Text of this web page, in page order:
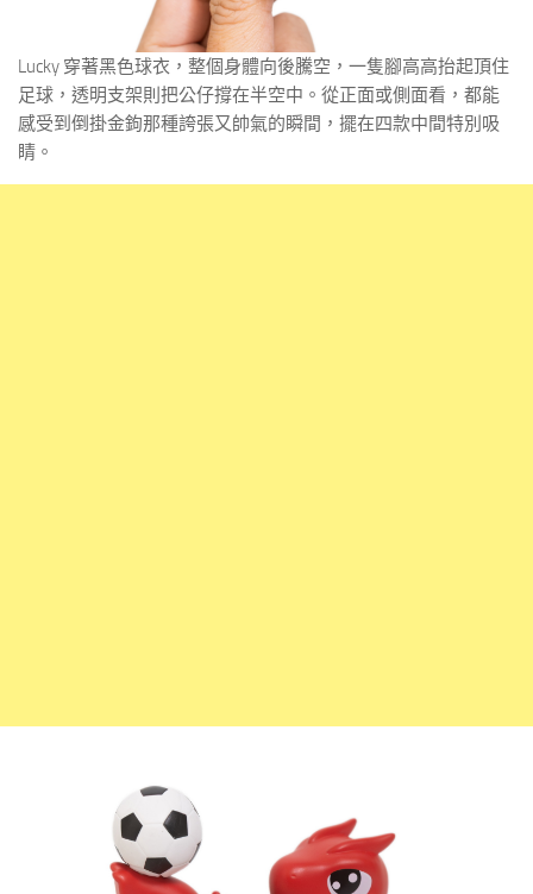
Lucky 穿著黑色球衣，整個身體向後騰空，一隻腳高高抬起頂住
足球，透明支架則把公仔撐在半空中。從正面或側面看，都能
感受到倒掛金鉤那種誇張又帥氣的瞬間，擺在四款中間特別吸
睛。